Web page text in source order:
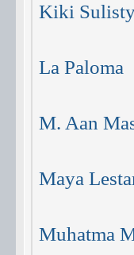
Kiki
La Paloma
M. Aan
Maya
Muhatma